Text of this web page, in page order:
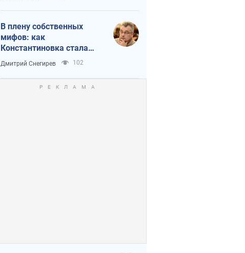
В плену собственных
мифов: как
Константиновка стала
главной идеологической
ловушкой для российских
оккупантов
Дмитрий Снегирев 102